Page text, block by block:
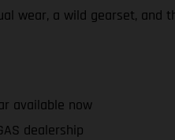
wear, a wild gearset, and
available now
dealership